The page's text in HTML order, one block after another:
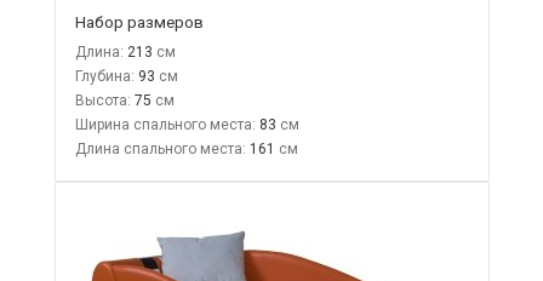
Набор размеров
Длина: 213
Глубина: 93
Высота: 75
Ширина спального места: 83
Длина спального места: 161